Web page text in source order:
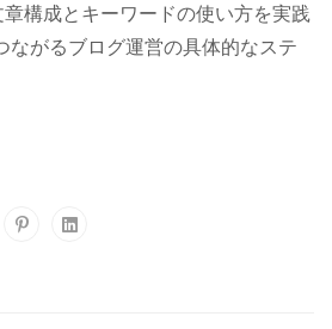
構成とキーワードの使い方を実践
ながるブログ運営の具体的なステ